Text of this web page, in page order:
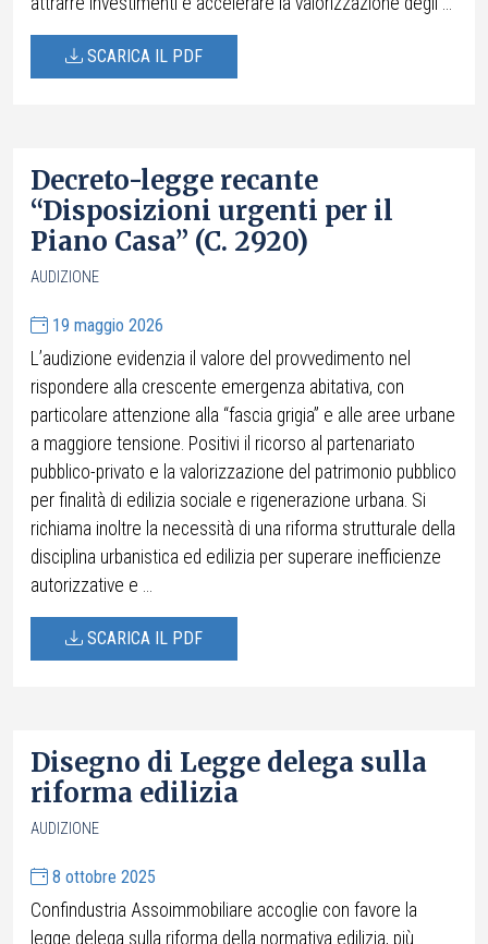
SCARICA IL PDF
Decreto-legge recante
“Disposizioni urgenti per il
Piano Casa” (C. 2920)
AUDIZIONE
19 maggio 2026
L’audizione evidenzia il valore del provvedimento nel
rispondere alla crescente emergenza abitativa, con
particolare attenzione alla “fascia grigia” e alle aree urbane
a maggiore tensione. Positivi il ricorso al partenariato
pubblico-privato e la valorizzazione del patrimonio pubblico
per finalità di edilizia sociale e rigenerazione urbana. Si
richiama inoltre la necessità di una riforma strutturale della
disciplina urbanistica ed edilizia per superare inefficienze
autorizzative e ...
SCARICA IL PDF
Disegno di Legge delega sulla
riforma edilizia
AUDIZIONE
8 ottobre 2025
Confindustria Assoimmobiliare accoglie con favore la
legge delega sulla riforma della normativa edilizia, più